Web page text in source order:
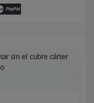
sin el cubre cárter